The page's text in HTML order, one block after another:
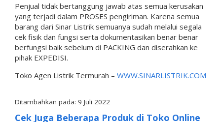
Penjual tidak bertanggung jawab atas semua kerusakan
yang terjadi dalam PROSES pengiriman. Karena semua
barang dari Sinar Listrik semuanya sudah melalui segala
cek fisik dan fungsi serta dokumentasikan benar benar
berfungsi baik sebelum di PACKING dan diserahkan ke
pihak EXPEDISI.
Toko Agen Listrik Termurah – WWW.SINARLISTRIK.COM
Ditambahkan pada: 9 Juli 2022
Cek Juga Beberapa Produk di Toko Online